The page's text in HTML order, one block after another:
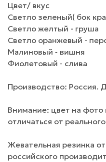
Цвет/ вкус
Светло зеленый( бок
Светло желтый - груша
Светло оранжевый -
Малиновый - вишня
Фиолетовый - слива
Производство: Россия.
Внимание: цвет на
отличаться от
Жевательная резинка
российского